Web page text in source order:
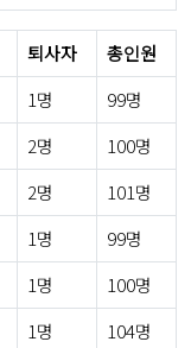
퇴사자
총인원
1명
99명
2명
100명
2명
101명
1명
99명
1명
100명
1명
104명